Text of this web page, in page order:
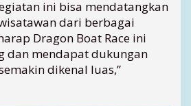
ini bisa mendatangkan
dari berbagai
Dragon Boat Race ini
dan mendapat dukungan
dikenal luas,”